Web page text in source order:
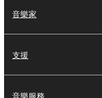
音樂家
支援
音樂服務